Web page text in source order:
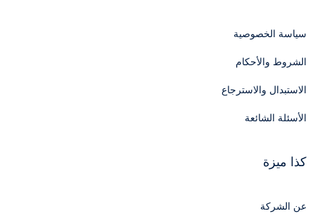
سياسة الخصوصية
الشروط والأحكام
الاستبدال والاسترجاع
الأسئلة الشائعة
كذا ميزة
عن الشركة